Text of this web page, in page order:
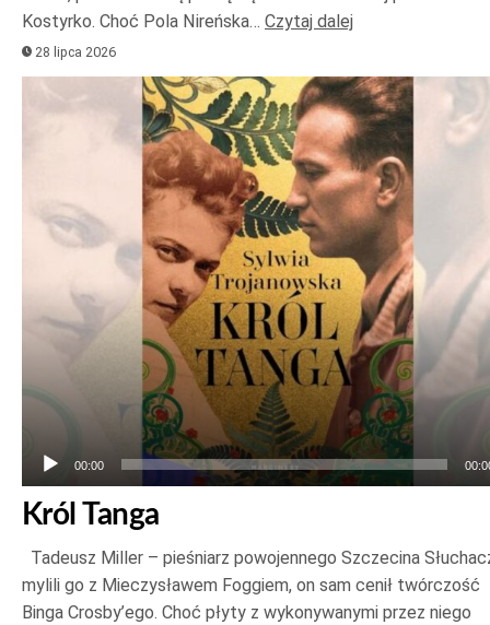
Kostyrko. Choć Pola Nireńska… Czytaj dalej
28 lipca 2026
plików
00:00
Król Tanga
Tadeusz Miller – pieśniarz powojennego Szczecina
mylili go z Mieczysławem Foggiem, on sam cenił twórczość
Binga Crosby’ego. Choć płyty z wykonywanymi przez niego